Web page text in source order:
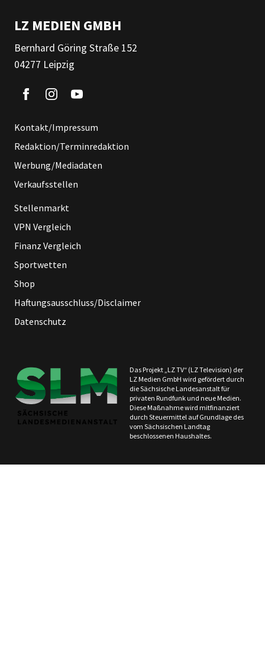
LZ MEDIEN GMBH
Bernhard Göring Straße 152
04277 Leipzig
Kontakt/Impressum
Redaktion/Terminredaktion
Werbung/Mediadaten
Verkaufsstellen
Stellenmarkt
VPN Vergleich
Finanz Vergleich
Sportwetten
Shop
Haftungsausschluss/Disclaimer
Datenschutz
Das Projekt „LZ TV“ (LZ Television) der
LZ Medien GmbH wird gefördert durch
die Sächsische Landesanstalt für
privaten Rundfunk und neue Medien.
Diese Maßnahme wird mitfinanziert
durch Steuermittel auf Grundlage des
vom Sächsischen Landtag
beschlossenen Haushaltes.